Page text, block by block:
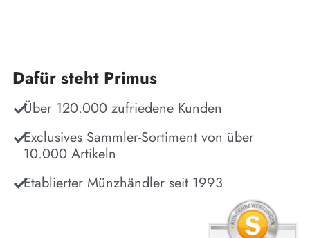
Dafür steht Primus
Über 120.000 zufriedene Kunden
Exclusives Sammler-Sortiment von über
10.000 Artikeln
Etablierter Münzhändler seit 1993